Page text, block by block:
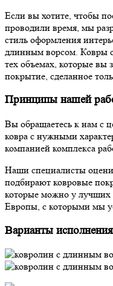
Если вы хотите, чтобы
проводили время, мы
стиль оформления
длинным ворсом. Ковры
тех объемах, которые вы
покрытие, сделанное
Принципы нашей
Вы обращаетесь к нам с
ковра с нужными
компанией комплекса
Наши специалисты
подбирают ковровые
которые можно у лучших
Европы, с которыми мы
Варианты исполнения